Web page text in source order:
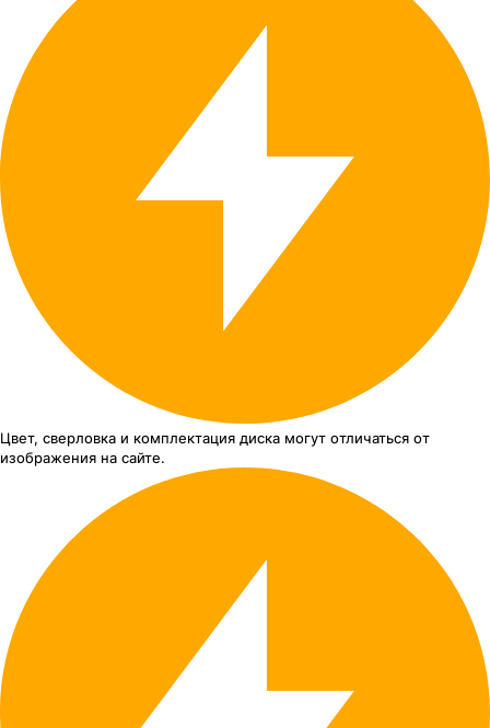
Цвет, сверловка и комплектация диска могут отличаться от
изображения на сайте.